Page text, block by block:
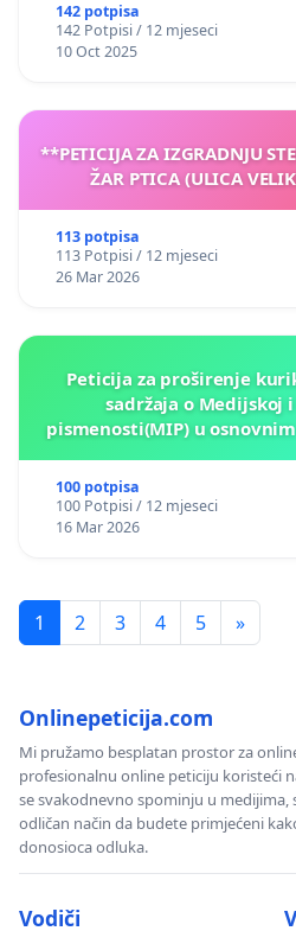
142 potpisa
142 Potpisi / 12 mjeseci
10 Oct 2025
**PETICIJA ZA IZGRADNJU
ŽAR PTICA (ULICA
113 potpisa
113 Potpisi / 12 mjeseci
26 Mar 2026
Peticija za proširenje
sadržaja o Medijskoj
pismenosti(MIP) u
100 potpisa
100 Potpisi / 12 mjeseci
16 Mar 2026
1 2 3 4 5 »
Onlinepeticija.com
Mi pružamo besplatan prostor za
profesionalnu online peticiju koristeći
se svakodnevno spominju u medijima,
odličan način da budete primjećeni
donosioca odluka.
Vodiči